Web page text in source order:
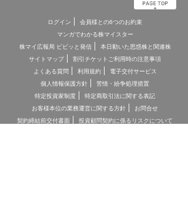
ログイン
会員様との6つのお約束
マンガでわかる株マイスター
株マイ広報局 ビビッと発信
本日動いた思惑株と関連株
サイトマップ
割引チケットご利用時の注意事項
よくある質問
利用規約
電子交付サービス
個人情報保護方針
苦情・紛争処理措置
特定投資家制度
特定商取引法に関する表記
お客様本位の業務運営に関する方針
お問合せ
契約締結前交付書面
投資顧問契約に係るリスクについて